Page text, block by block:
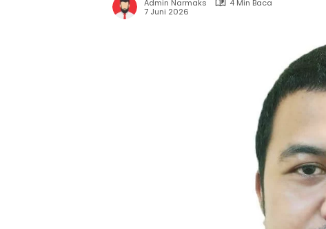
Admin Narmaks
4 Min Baca
7 Juni 2026